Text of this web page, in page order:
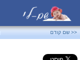
<< שם קודם